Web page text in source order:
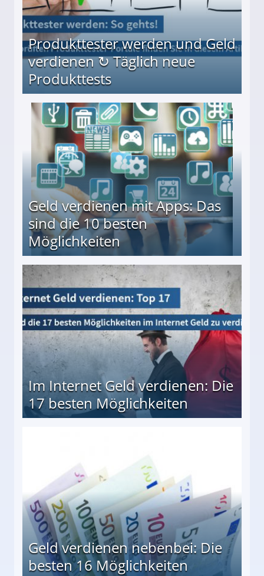
Produkttester werden und Geld
verdienen ↻ Täglich neue
Produkttests
↻ Täglich neue Produkttests
Geld verdienen mit Apps: Das
sind die 10 besten
Möglichkeiten
besten Möglichkeiten
Im Internet Geld verdienen: Die
17 besten Möglichkeiten
Geld verdienen nebenbei: Die
besten 16 Möglichkeiten